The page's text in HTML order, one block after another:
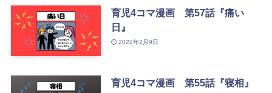
育児4コマ漫画 第57話『痛い
日』
2022年2月9日
育児4コマ漫画 第55話『寝相』